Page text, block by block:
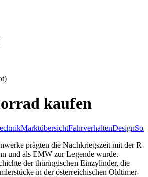
kaufen
MarktübersichtFahrverhaltenDesign
prägten die Nachkriegszeit mit der R
und als EMW zur Legende wurde.
der thüringischen Einzylinder, die
in der österreichischen Oldtimer-